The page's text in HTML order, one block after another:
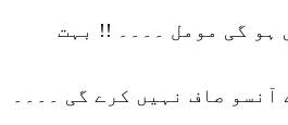
ہو گی مومل ۔۔۔۔ !! بہت
صاف نہیں کرے گی ۔۔۔۔